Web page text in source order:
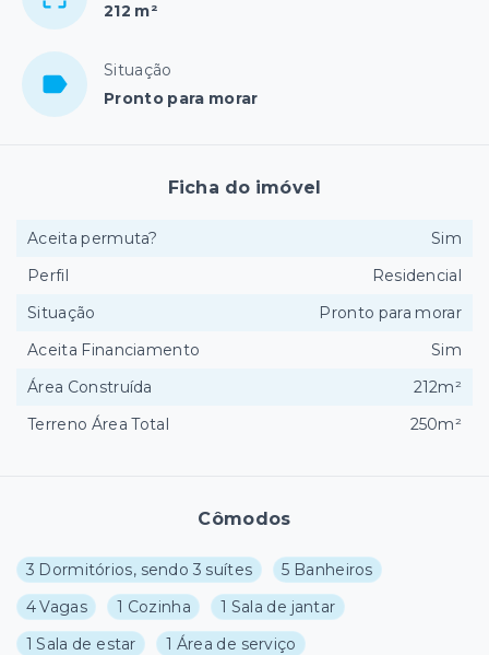
212 m²
Situação
Pronto para morar
Cômodos
3 Dormitórios, sendo 3 suítes
5 Banheiros
4 Vagas
1 Cozinha
1 Sala de jantar
1 Sala de estar
1 Área de serviço
Ficha do imóvel
Aceita permuta?
Sim
Perfil
Residencial
Situação
Pronto para morar
Aceita Financiamento
Sim
Área Construída
212m²
Terreno Área Total
250m²